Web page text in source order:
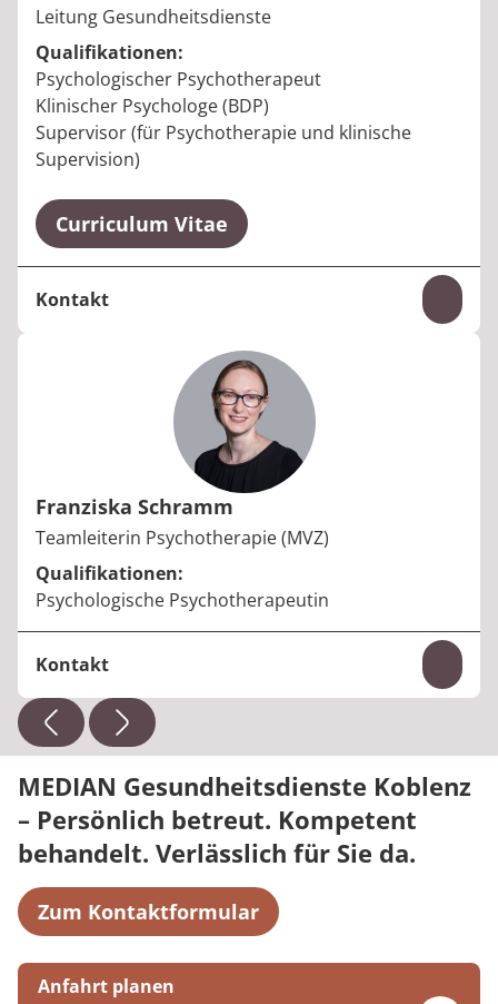
Berufstitel:
Leitung Gesundheitsdienste
Qualifikationen:
Psychologischer Psychotherapeut
Klinischer Psychologe (BDP)
Supervisor (für Psychotherapie und klinische
Supervision)
Curriculum Vitae
Kontakt
bernd.schneider@median-kliniken.de
Franziska Schramm
Berufstitel:
Teamleiterin Psychotherapie (MVZ)
Qualifikationen:
Psychologische Psychotherapeutin
Kontakt
Telefon:+49 261 963755-0
E-Mail:Franziska.Schramm@median-kliniken.de
MEDIAN Gesundheitsdienste Koblenz
– Persönlich betreut. Kompetent
behandelt. Verlässlich für Sie da.
Zum Kontaktformular
Anfahrt planen